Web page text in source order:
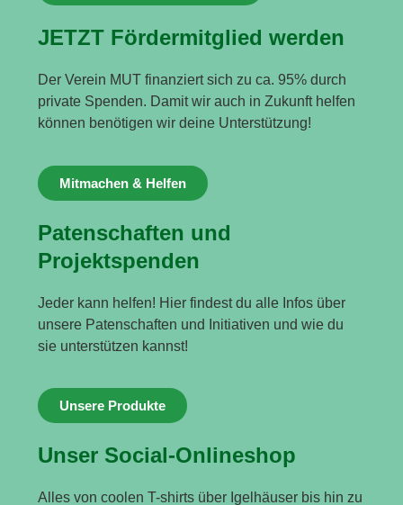
JETZT Fördermitglied werden
Der Verein MUT finanziert sich zu ca. 95% durch
private Spenden. Damit wir auch in Zukunft helfen
können benötigen wir deine Unterstützung!
Mitmachen & Helfen
Patenschaften und
Projektspenden
Jeder kann helfen! Hier findest du alle Infos über
unsere Patenschaften und Initiativen und wie du
sie unterstützen kannst!
Unsere Produkte
Unser Social-Onlineshop
Alles von coolen T-shirts über Igelhäuser bis hin zu